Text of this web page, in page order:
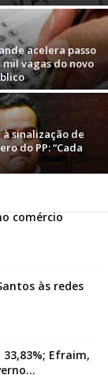
acelera passo
mil vagas do novo
à sinalização de
do PP: “Cada
comércio
às redes
Efraim,